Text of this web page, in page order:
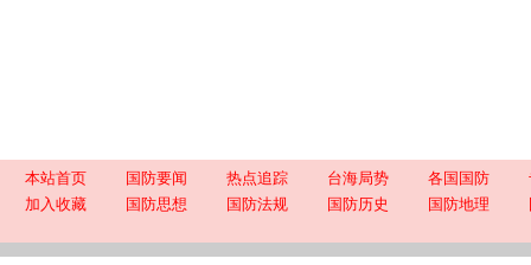
本站首页 国防要闻 热点追踪 台海局势 各国国防
加入收藏
国防思想 国防法规 国防历史 国防地理